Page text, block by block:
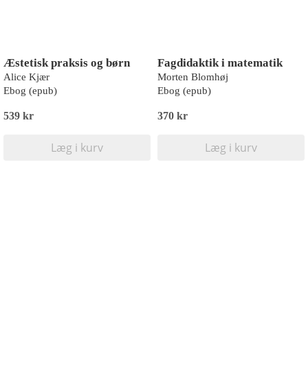
Æstetisk praksis og børn
Alice Kjær
Ebog (epub)
539 kr
Læg i kurv
Fagdidaktik i matematik
Morten Blomhøj
Ebog (epub)
370 kr
Læg i kurv